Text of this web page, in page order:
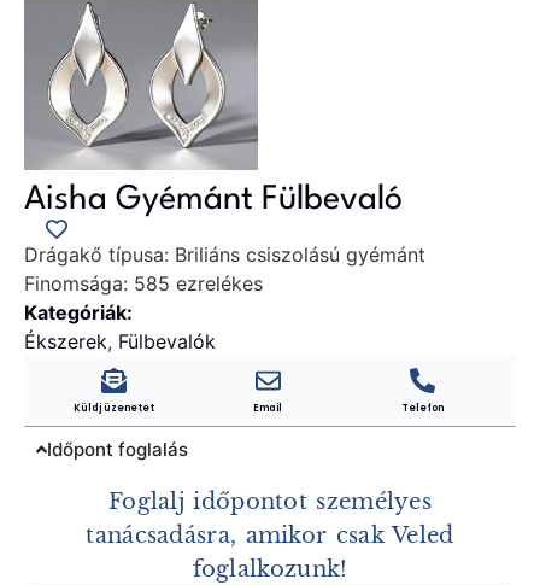
Aisha Gyémánt Fülbevaló
Drágakő típusa: Briliáns csiszolású gyémánt
Finomsága: 585 ezrelékes
Kategóriák:
Ékszerek, Fülbevalók
Küldj üzenetet Email Telefon
Időpont foglalás
Foglalj időpontot személyes
tanácsadásra, amikor csak Veled
foglalkozunk!